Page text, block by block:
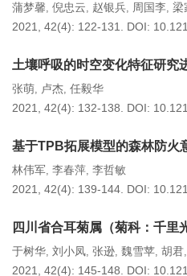
蒲梦馨, 倪忠云, 赵银兵, 周国李, 梁
2021, 42(4): 122-131.
DOI:
土壤呼吸的时空变化特征研究
张萌, 卢杰, 任毅华
2021, 42(4): 132-138.
DOI:
基于TPB拓展模型的森林防火
林伟军, 李春萍, 李哲敏
2021, 42(4): 139-144. DOI:
四川省合耳菊属（菊科：千里
于树华, 刘小凤, 张逊, 魏雪苹, 胡君,
2021, 42(4): 145-148.
DOI: